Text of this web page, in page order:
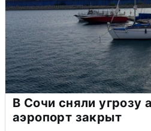
В Сочи сняли угрозу
аэропорт закрыт